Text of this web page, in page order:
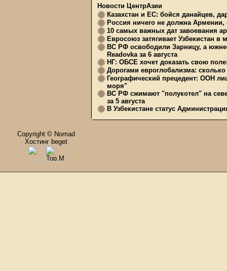
Новости ЦентрАзии
Казахстан и ЕС: бойся данайцев,
Россия ничего не должна Армении,
10 самых важных дат завоевания
Евросоюз затягивает Узбекистан
ВС РФ освободили Зарницу, а
Readovka за 6 августа
НГ: ОБСЕ хочет доказать свою
Дорогами евроглобализма:
Географический прецедент: ООН
моря"
ВС РФ сжимают "полукотел" на
за 5 августа
В Узбекистане статус
Copyright © Nomad
Хостинг beget